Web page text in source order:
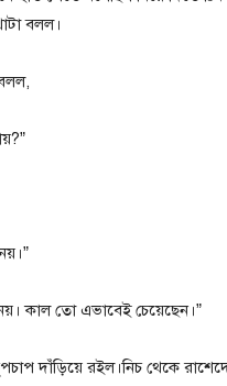
বলল।
কাল তো এভাবেই চেয়েছেন।”
দাঁড়িয়ে রইল।নিচ থেকে